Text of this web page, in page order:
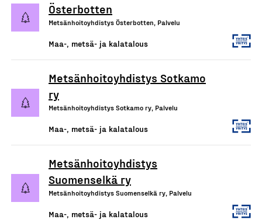
Österbotten
Metsänhoitoyhdistys Österbotten, Palvelu
Maa-, metsä- ja kalatalous
Metsänhoitoyhdistys Sotkamo
ry
Metsänhoitoyhdistys Sotkamo ry, Palvelu
Maa-, metsä- ja kalatalous
Metsänhoitoyhdistys
Suomenselkä ry
Metsänhoitoyhdistys Suomenselkä ry, Palvelu
Maa-, metsä- ja kalatalous